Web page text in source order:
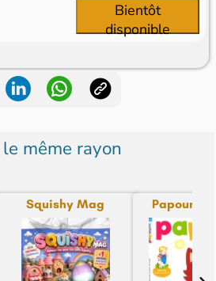
Bientôt
disponible
même rayon
Squishy Mag Papoum